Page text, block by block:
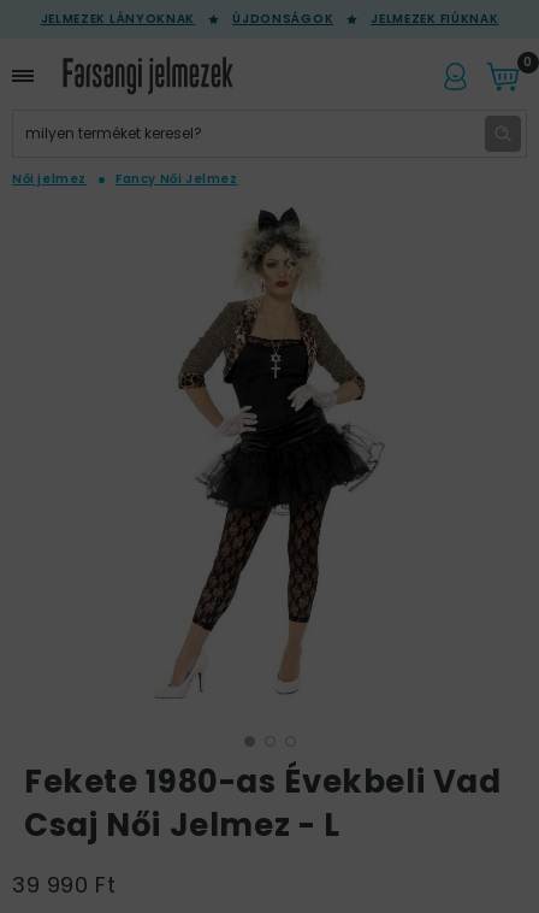
JELMEZEK LÁNYOKNAK ÚJDONSÁGOK JELMEZEK FIÚKNAK
0
Női jelmez Fancy Női Jelmez
Fekete 1980-as Évekbeli Vad
Csaj Női Jelmez - L
39 990 Ft